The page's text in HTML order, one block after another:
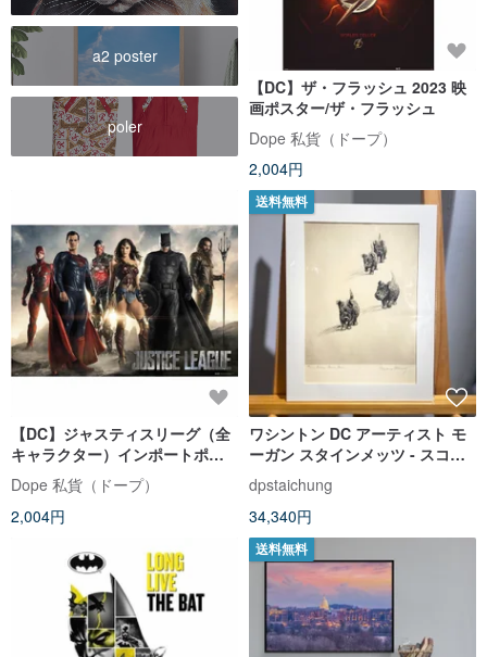
a2 poster
poler
【DC】ザ・フラッシュ 2023 映
画ポスター/ザ・フラッシュ
Dope 私貨（ドープ）
2,004円
【DC】ジャスティスリーグ（全
キャラクター）インポートポス
ター
Dope 私貨（ドープ）
2,004円
送料無料
ワシントン DC アーティスト モ
ーガン スタインメッツ - スコテ
ィッシュ テリアの子犬 - エッチ
ング - エッチング
dpstaichung
34,340円
送料無料